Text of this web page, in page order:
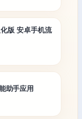
版 安卓手机流
助手应用